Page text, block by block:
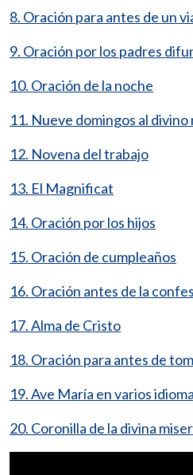
8. Oración para antes de un
9. Oración por los padres
10. Oración de la noche
11. Nueve domingos al divino
12. Novena del trabajo
13. El Magnificat
14. Oración por los hijos
15. Oración de cumpleaños
16. Oración antes de la
17. Alma de Cristo
18. Oración para antes de
19. Ave María en varios
20. Coronilla de la divina